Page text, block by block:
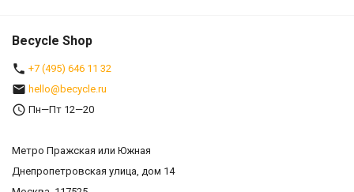
Becycle Shop
+7 (495) 646 11 32
hello@becycle.ru
Пн—Пт 12—20
Метро Пражская или Южная
Днепропетровская улица, дом 14